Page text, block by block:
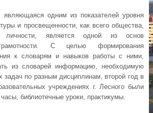
являющаяся одним из показателей уровня
и просвещенности, как всего общества,
является одной из основ
С целью формирования
к словарям и навыков работы с ними,
из словарей информацию, необходимую
задач по разным дисциплинам, второй год в
учреждениях г. Лесного были
библиотечные уроки, практикумы.